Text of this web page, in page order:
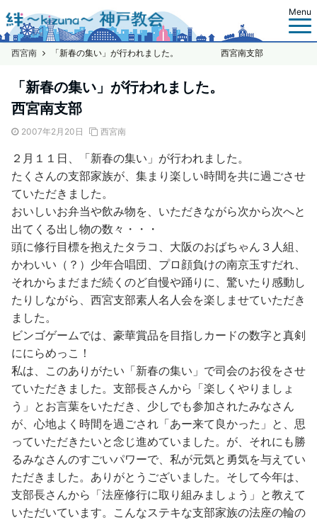
Menu
西宮南 「新春の集い」が行われました。 西宮南支部
「新春の集い」が行われました。
西宮南支部
2007年2月20日 西宮南
２月１１日、「新春の集い」が行われました。
たくさんの支部家族が、集まり楽しい時間を共に過ごさせ
ていただきました。
おいしいお弁当や飲み物を、いただきながら次から次へと
出てくる出し物の数々・・・
頭に修行目標を抱えたタラコ、大阪のおばちゃん３人組、
かわいい（？）少年合唱団、プロ顔負けの南京玉すだれ、
それからまだまだ続くのど自慢や踊りに、驚いたり感動し
たりしながら、西宮支部素人名人会を楽しませていただき
ました。
ビンゴゲームでは、豪華賞品を目指しカードの数字と真剣
ににらめっこ！
私は、このありがたい「新春の集い」で司会のお役をさせ
ていただきました。支部長さんから「楽しくやりましょ
う」とお言葉をいただき、少しでも参加されたみなさん
が、心地よく時間を過ごされ「あー来て良かった」と、思
っていただきたいと念じ進めていました。が、それにも勝
るみなさんのすごいパワーで、私が元気と勇気を与えてい
ただきました。ありがとうございました。そして今年は、
支部長さんから「法座修行に取り組みましょう」と教えて
いただいています。こんなステキな支部家族の法座の輪の